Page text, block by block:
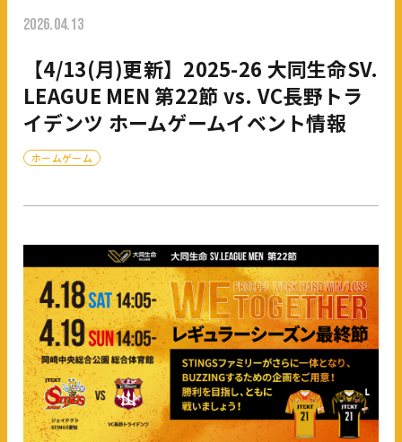
2026.04.13
【4/13(月)更新】2025-26 大同生命SV.
LEAGUE MEN 第22節 vs. VC長野トラ
イデンツ ホームゲームイベント情報
ホームゲーム